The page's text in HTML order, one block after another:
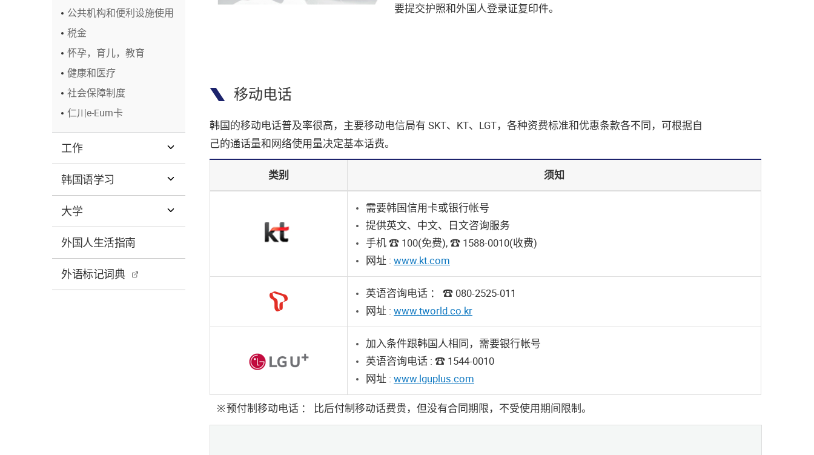
公共机构和便利设施使用
税金
怀孕，育儿，教育
健康和医疗
社会保障制度
仁川e-Eum卡
工作
韩国语学习
大学
外国人生活指南
外语标记词典
要提交护照和外国⼈登录证复印件。
移动电话
韩国的移动电话普及率很⾼，主要移动电信局有 SKT、KT、LGT，各种资费标准和优惠条款各不同，可根据⾃
己的通话量和网络使⽤量决定基本话费。
类别 须知
需要韩国信⽤卡或银⾏帐号
提供英文、中文、日文咨询服务
⼿机 ☎ 100(免费), ☎ 1588-0010(收费)
网址 : www.kt.com
英语咨询电话 ： ☎ 080-2525-011
网址 : www.tworld.co.kr
加入条件跟韩国⼈相同，需要银⾏帐号
英语咨询电话 : ☎ 1544-0010
网址 : www.lguplus.com
预付制移动电话 ： ⽐后付制移动话费贵，但没有合同期限，不受使⽤期间限制。